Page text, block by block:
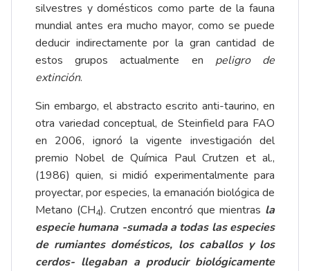
silvestres y domésticos como parte de la fauna
mundial antes era mucho mayor, como se puede
deducir indirectamente por la gran cantidad de
estos grupos actualmente en peligro de
extinción.
Sin embargo, el abstracto escrito anti-taurino, en
otra variedad conceptual, de Steinfield para FAO
en 2006, ignoró la vigente investigación del
premio Nobel de Química Paul Crutzen et al.,
(1986) quien, si midió experimentalmente para
proyectar, por especies, la emanación biológica de
Metano (CH4). Crutzen encontró que mientras la
especie humana -sumada a todas las especies
de rumiantes domésticos, los caballos y los
cerdos- llegaban a producir biológicamente